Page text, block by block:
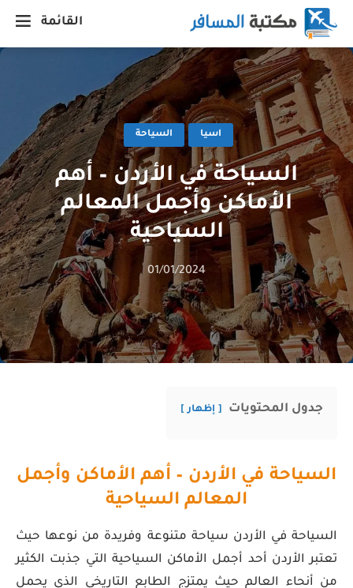
القائمة
اسيا السياحة
السياحة في الأردن – أهم
الأماكن وأجمل المعالم
السياحية
01/01/2024
جدول المحتويات إظهار
السياحة في الأردن – أهم الأماكن وأجمل
المعالم السياحية
السياحة في الأردن سياحة متنوعة وفريدة من نوعها حيث
تعتبر الأردن أحد أجمل الأماكن السياحية التي جذبت الكثير
من أنحاء العالم حيث يمتزج الطابع التاريخي الذي يحمل